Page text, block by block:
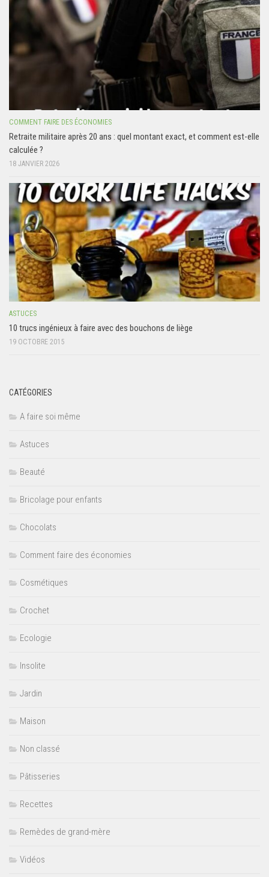
COMMENT FAIRE DES ÉCONOMIES
Retraite militaire après 20 ans : quel montant exact, et comment est-elle
calculée ?
18 JANVIER 2026
ASTUCES
10 trucs ingénieux à faire avec des bouchons de liège
19 OCTOBRE 2015
CATÉGORIES
A faire soi même
Astuces
Beauté
Bricolage pour enfants
Chocolats
Comment faire des économies
Cosmétiques
Crochet
Ecologie
Insolite
Jardin
Maison
Non classé
Pâtisseries
Recettes
Remèdes de grand-mère
Vidéos